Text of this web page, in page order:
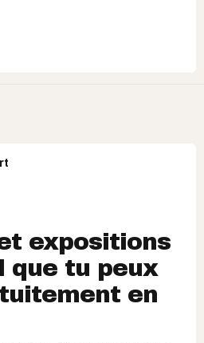
expositions
que tu peux
en